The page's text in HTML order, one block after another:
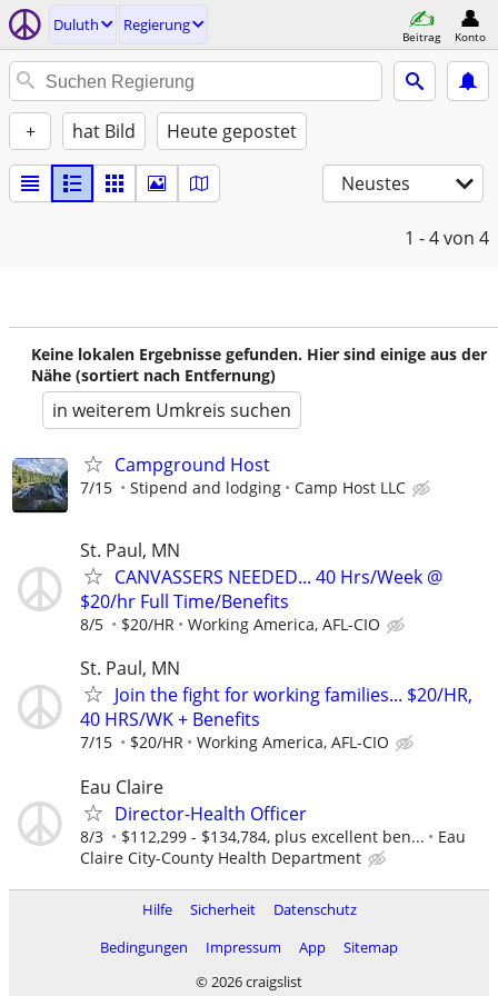
Duluth Regierung
Beitrag Konto
+ hat Bild Heute gepostet
Neustes
1 - 4von 4
Keine lokalen Ergebnisse gefunden. Hier sind einige aus der
Nähe (sortiert nach Entfernung)
in weiterem Umkreis suchen
Campground Host
7/15 Stipend and lodging Camp Host LLC
St. Paul, MN
CANVASSERS NEEDED... 40 Hrs/Week @
$20/hr Full Time/Benefits
8/5 $20/HR Working America, AFL-CIO
St. Paul, MN
Join the fight for working families... $20/HR,
40 HRS/WK + Benefits
7/15 $20/HR Working America, AFL-CIO
Eau Claire
Director-Health Officer
8/3 $112,299 - $134,784, plus excellent ben...
Eau
Claire City-County Health Department
Hilfe Sicherheit
Datenschutz
Bedingungen
Impressum App
Sitemap
© 2026 craigslist